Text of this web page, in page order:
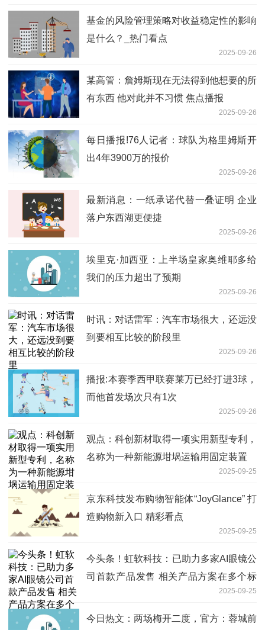
基金的风险管理策略对收益稳定性的影响
是什么？_热门看点
2025-09-26
某高管：詹姆斯现在无法得到他想要的所
有东西 他对此并不习惯 焦点播报
2025-09-26
每日播报!76人记者：球队为格里姆斯开
出4年3900万的报价
2025-09-26
最新消息：一纸承诺代替一叠证明 企业
落户东西湖更便捷
2025-09-26
埃里克·加西亚：上半场皇家奥维耶多给
我们的压力超出了预期
2025-09-26
时讯：对话雷军：汽车市场很大，还远没
到要相互比较的阶段里
2025-09-26
播报:本赛季西甲联赛莱万已经打进3球，
而他首发场次只有1次
2025-09-26
观点：科创新材取得一项实用新型专利，
名称为一种新能源坩埚运输用固定装置
2025-09-25
京东科技发布购物智能体“JoyGlance” 打
造购物新入口 精彩看点
2025-09-25
今头条！虹软科技：已助力多家AI眼镜公
司首款产品发售 相关产品方案在多个标
2025-09-25
今日热文：两场梅开二度，官方：蓉城前